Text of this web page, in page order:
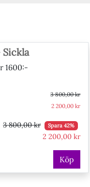
1600:-
3 800,00 kr
2 200,00 kr
3 800,00 kr Spara 42%
2 200,00 kr
Köp